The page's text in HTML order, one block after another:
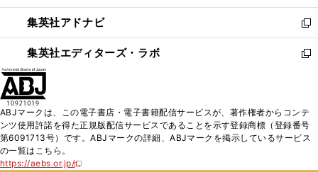
開
く
ウ
で
開
く
ン
ド
ウ
で
ウ
ィ
ン
ド
く
集英社アドナビ
新
し
い
ド
ウ
で
集英社エディターズ・ラボ
新
ィ
ン
ド
ABJマークは、この電子書店・電子書籍配信サービスが、著作権者からコンテ
ンツ使用許諾を得た正規版配信サービスであることを示す登録商標（登録番号
第6091713号）です。ABJマークの詳細、ABJマークを掲示しているサービス
の一覧はこちら。
https://aebs.or.jp/
新